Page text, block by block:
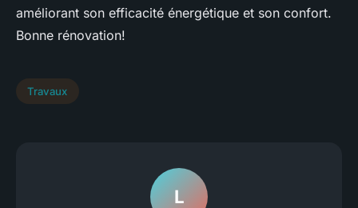
améliorant son efficacité énergétique et son confort.
Bonne rénovation!
Travaux
L